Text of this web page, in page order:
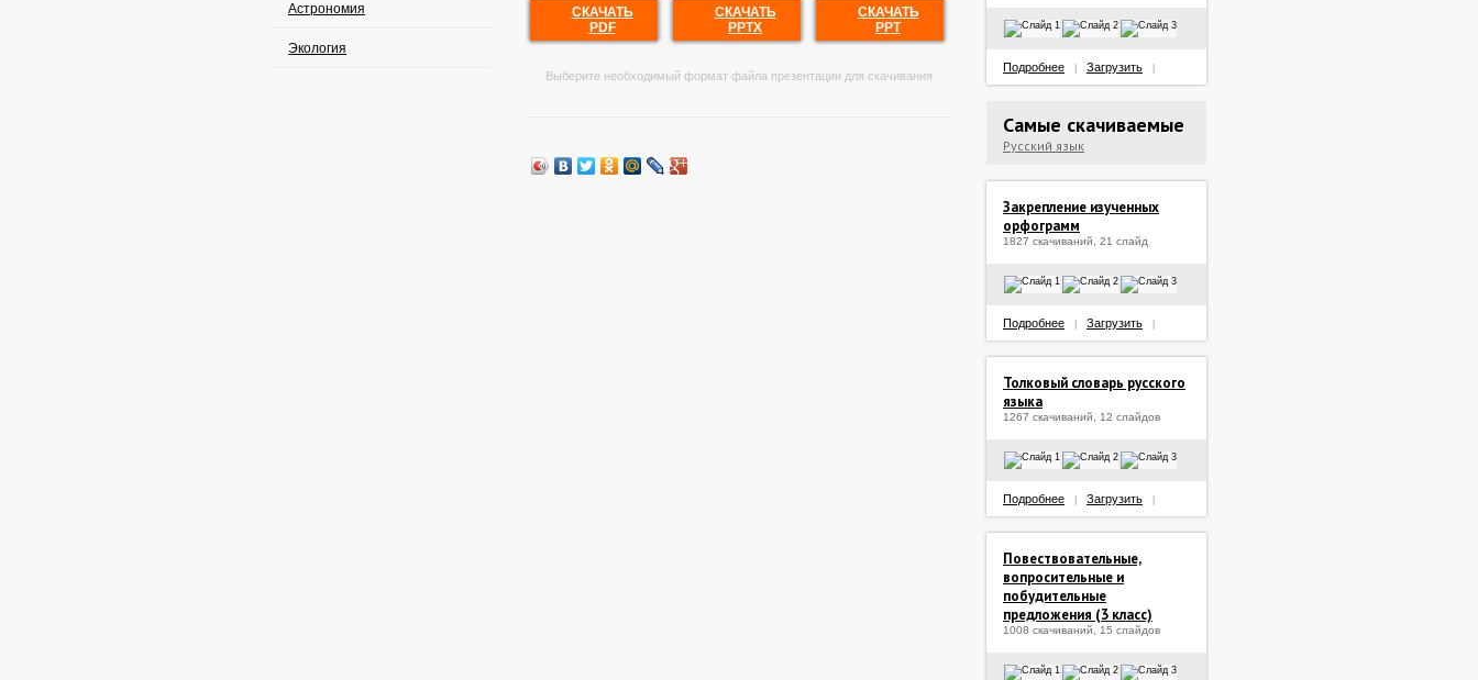
Астрономия
Экология
СКАЧАТЬ
PDF
СКАЧАТЬ
PPTX
СКАЧАТЬ
PPT
Выберите необходимый формат файла презентации для скачивания
Подробнее Загрузить
Самые скачиваемые
Русский язык
Закрепление изученных
орфограмм
1827 скачиваний, 21 слайд
Подробнее Загрузить
Толковый словарь русского
языка
1267 скачиваний, 12 слайдов
Подробнее Загрузить
Повествовательные,
вопросительные и
побудительные
предложения (3 класс)
1008 скачиваний, 15 слайдов